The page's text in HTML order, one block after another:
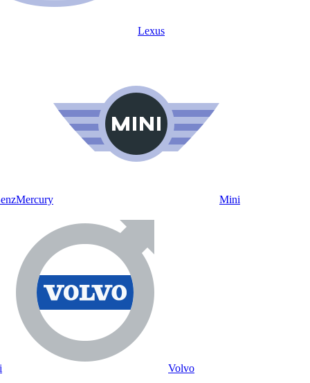
Lexus
Mercury Mini
Volvo